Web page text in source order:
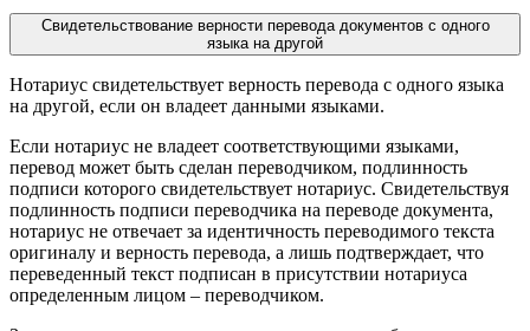
Свидетельствование верности перевода документов с одного
языка на другой
Нотариус свидетельствует верность перевода с одного языка
на другой, если он владеет данными языками.
Если нотариус не владеет соответствующими языками,
перевод может быть сделан переводчиком, подлинность
подписи которого свидетельствует нотариус. Свидетельствуя
подлинность подписи переводчика на переводе документа,
нотариус не отвечает за идентичность переводимого текста
оригиналу и верность перевода, а лишь подтверждает, что
переведенный текст подписан в присутствии нотариуса
определенным лицом – переводчиком.